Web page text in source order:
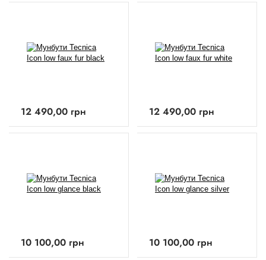
12 490,00 грн 12 490,00 грн
10 100,00 грн 10 100,00 грн